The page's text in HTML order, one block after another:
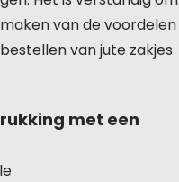
van de voordelen
van jute zakjes
met een